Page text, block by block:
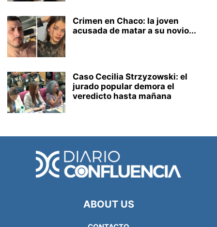
Crimen en Chaco: la joven
acusada de matar a su novio...
Caso Cecilia Strzyzowski: el
jurado popular demora el
veredicto hasta mañana
ABOUT US